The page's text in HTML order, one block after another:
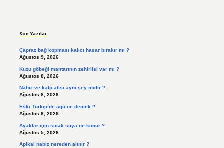
Son Yazılar
Çapraz bağ kopması kalıcı hasar bırakır mı ?
Ağustos 9, 2026
Kuzu göbeği mantarının zehirlisi var mı ?
Ağustos 8, 2026
Nabız ve kalp atışı aynı şey midir ?
Ağustos 8, 2026
Eski Türkçede agu ne demek ?
Ağustos 6, 2026
Ayaklar için sıcak suya ne konur ?
Ağustos 5, 2026
Apikal nabız nereden alınır ?